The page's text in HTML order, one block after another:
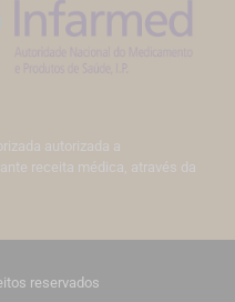
autorizada a
receita médica, através da
reservados